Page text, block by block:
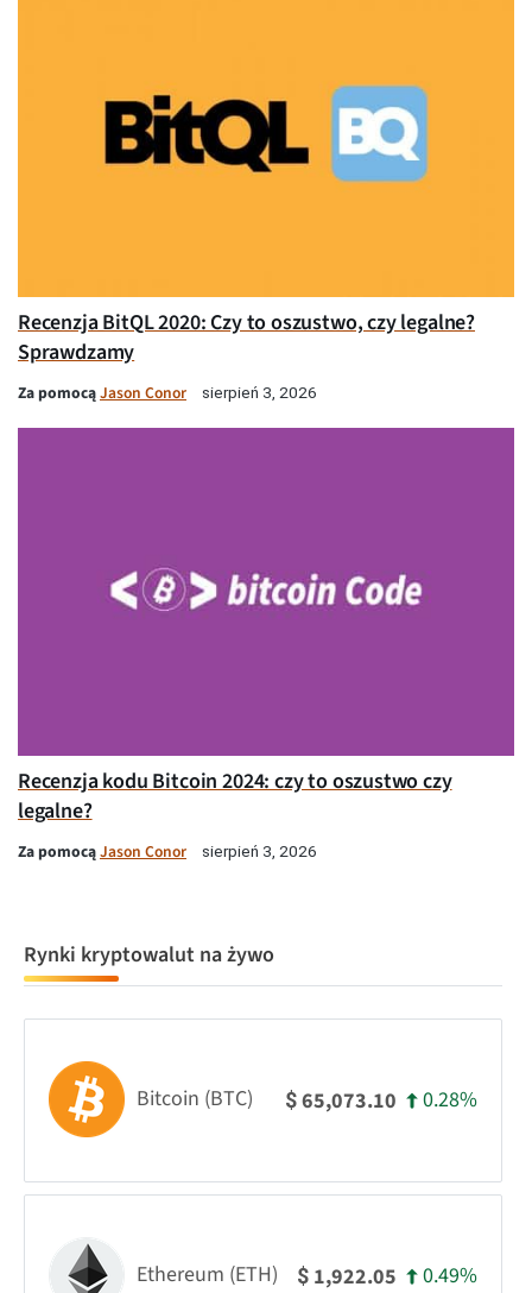
Recenzja BitQL 2020: Czy to oszustwo, czy legalne?
Sprawdzamy
Za pomocąJason Conor sierpień 3, 2026
Recenzja kodu Bitcoin 2024: czy to oszustwo czy
legalne?
Za pomocąJason Conor sierpień 3, 2026
Rynki kryptowalut na żywo
Bitcoin (BTC) $65,073.10 0.28%
Ethereum (ETH) $ 1,922.05 0.49%